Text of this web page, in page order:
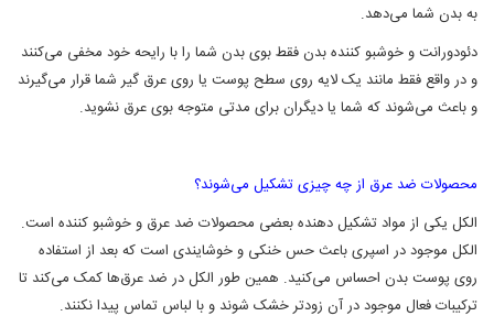
به بدن شما می‌دهد.
دئودورانت و خوشبو کننده بدن فقط بوی بدن شما را با رایحه خود مخفی می‌کنند
و در واقع فقط مانند یک لایه روی سطح پوست یا روی عرق گیر شما قرار می‌گیرند
و باعث می‌شوند که شما یا دیگران برای مدتی متوجه بوی عرق نشوید.
محصولات ضد عرق از چه چیزی تشکیل می‌شوند؟
الکل یکی از مواد تشکیل دهنده بعضی محصولات ضد عرق و خوشبو کننده است.
الکل موجود در اسپری باعث حس خنکی و خوشایندی است که بعد از استفاده
روی پوست بدن احساس می‌کنید. همین طور الکل در ضد عرق‌ها کمک می‌کند تا
ترکیبات فعال موجود در آن زودتر خشک شوند و با لباس تماس پیدا نکنند.